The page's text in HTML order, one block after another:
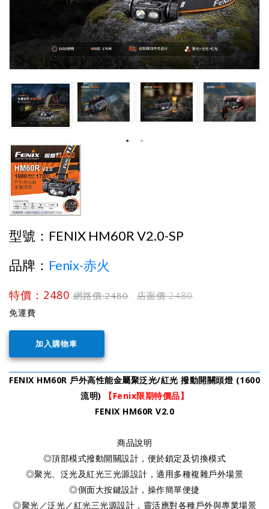
型號： FENIX HM60R V2.0-SP
品牌： Fenix-赤火
特價：2480 網路價:2480 店面價:2480
免運費
FENIX HM60R 戶外高性能金屬聚泛光/紅光 撥動開關頭燈 (1600
流明)
【Fenix限期特價品】
FENIX HM60R V2.0
商品說明
◎頂部模式撥動開關設計，便於鎖定及切換模式
◎聚光、泛光及紅光三光源設計，適用多種複雜戶外場景
◎側面大按鍵設計，操作簡單便捷
◎聚光／泛光／紅光三光源設計，靈活應對各種戶外與專業場景